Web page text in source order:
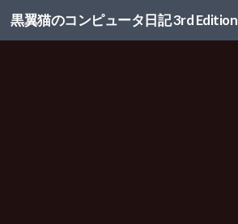
コンテンツへスキップ
黒翼猫のコンピュータ日記 3rd Edition